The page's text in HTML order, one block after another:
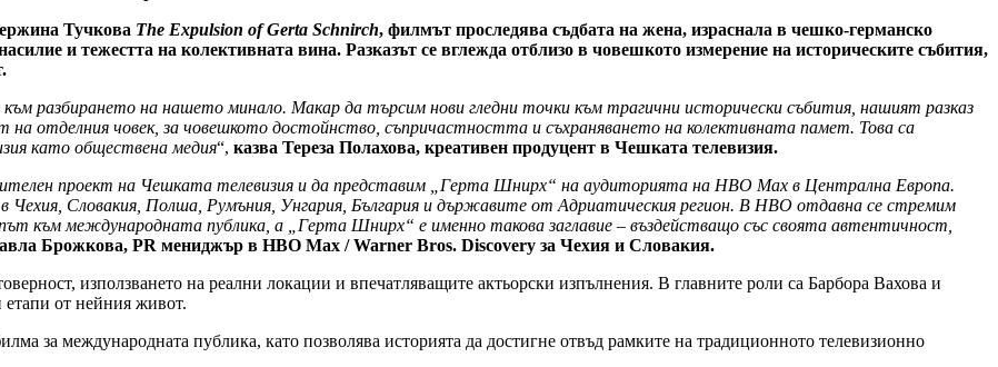
Тучкова The Expulsion of Gerta Schnirch, филмът проследява съдбата на жена, израснала в чешко-германско
и тежестта на колективната вина. Разказът се вглежда отблизо в човешкото измерение на историческите събития,
разбирането на нашето минало. Макар да търсим нови гледни точки към трагични исторически събития, нашият разказ
отделния човек, за човешкото достойнство, съпричастността и съхраняването на колективната памет. Това са
като обществена медия“, казва Тереза Полахова, креативен продуцент в Чешката телевизия.
проект на Чешката телевизия и да представим „Герта Шнирх“ на аудиторията на HBO Max в Централна Европа.
Чехия, Словакия, Полша, Румъния, Унгария, България и държавите от Адриатическия регион. В HBO отдавна се стремим
към международната публика, а „Герта Шнирх“ е именно такова заглавие – въздействащо със своята автентичност,
Брожкова, PR мениджър в HBO Max / Warner Bros. Discovery за Чехия и Словакия.
използването на реални локации и впечатляващите актьорски изпълнения. В главните роли са Барбора Вахова и
от нейния живот.
за международната публика, като позволява историята да достигне отвъд рамките на традиционното телевизионно